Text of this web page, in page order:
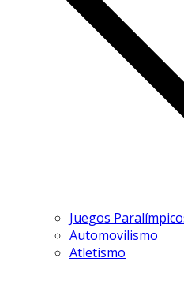
Juegos
Automovilismo
Atletismo